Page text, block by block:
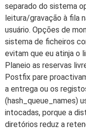
separado do sistema
leitura/gravação à fila
usuário. Opções de
sistema de ficheiros
evitam que eu atinja o
Planeio as reservas
Postfix pare
a entrega ou os
(hash_queue_names)
intocadas, porque a
diretórios reduz a